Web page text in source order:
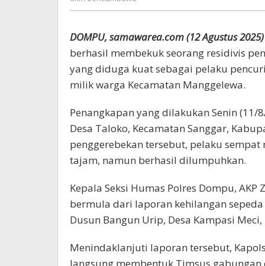
DOMPU, samawarea.com (12 Agustus 2025)
berhasil membekuk seorang residivis
yang diduga kuat sebagai pelaku
milik warga Kecamatan Manggelewa.
Penangkapan yang dilakukan Senin
Desa Taloko, Kecamatan Sanggar,
penggerebekan tersebut, pelaku
tajam, namun berhasil dilumpuhkan.
Kepala Seksi Humas Polres Dompu,
bermula dari laporan kehilangan
Dusun Bangun Urip, Desa Kampasi
Menindaklanjuti laporan tersebut,